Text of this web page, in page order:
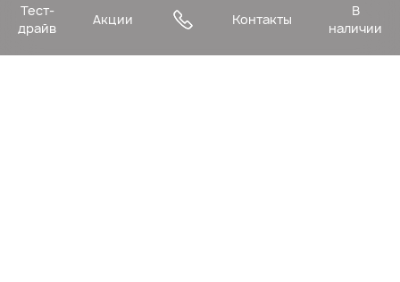
Тест-
драйв
Акции Контакты
В
наличии